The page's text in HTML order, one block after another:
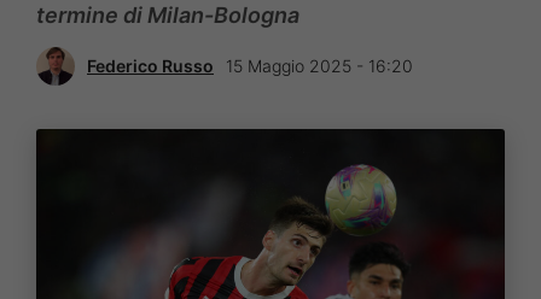
termine di Milan-Bologna
Federico Russo 15 Maggio 2025 - 16:20